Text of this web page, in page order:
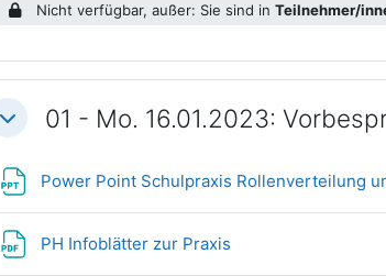
Nicht verfügbar, außer: Sie sind inTeilnehmer/
Einklappen01 - Mo. 16.01.2023:
Power Point Schulpraxis Rollenverteilung
PH Infoblätter zur Praxis